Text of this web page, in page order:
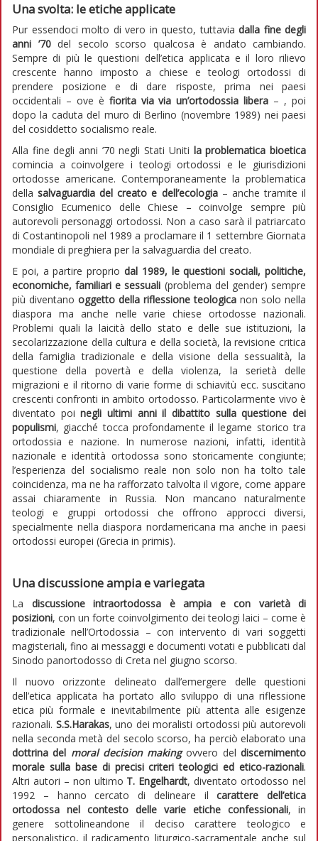
Una svolta: le etiche applicate
Pur essendoci molto di vero in questo, tuttavia dalla fine degli
anni ’70del secolo scorso qualcosa è andato cambiando.
Sempre di più le questioni dell’etica applicata e il loro rilievo
crescente hanno imposto a chiese e teologi ortodossi di
prendere posizione e di dare risposte, prima nei paesi
occidentali – ove è fiorita via via un’ortodossia libera – , poi
dopo la caduta del muro di Berlino (novembre 1989) nei paesi
del cosiddetto socialismo reale.
Alla fine degli anni ’70 negli Stati Uniti la problematica bioetica
comincia a coinvolgere i teologi ortodossi e le giurisdizioni
ortodosse americane. Contemporaneamente la problematica
dellasalvaguardia del creato e dell’ecologia– anche tramite il
Consiglio Ecumenico delle Chiese – coinvolge sempre più
autorevoli personaggi ortodossi. Non a caso sarà il patriarcato
di Costantinopoli nel 1989 a proclamare il 1 settembre Giornata
mondiale di preghiera per la salvaguardia del creato.
E poi, a partire proprio dal 1989, le questioni sociali, politiche,
economiche, familiari e sessuali (problema del gender) sempre
più diventano oggetto della riflessione teologica non solo nella
diaspora ma anche nelle varie chiese ortodosse nazionali.
Problemi quali la laicità dello stato e delle sue istituzioni, la
secolarizzazione della cultura e della società, la revisione critica
della famiglia tradizionale e della visione della sessualità, la
questione della povertà e della violenza, la serietà delle
migrazioni e il ritorno di varie forme di schiavitù ecc. suscitano
crescenti confronti in ambito ortodosso. Particolarmente vivo è
diventato poinegli ultimi anni il dibattito sulla questione dei
populismi, giacché tocca profondamente il legame storico tra
ortodossia e nazione. In numerose nazioni, infatti, identità
nazionale e identità ortodossa sono storicamente congiunte;
l’esperienza del socialismo reale non solo non ha tolto tale
coincidenza, ma ne ha rafforzato talvolta il vigore, come appare
assai chiaramente in Russia. Non mancano naturalmente
teologi e gruppi ortodossi che offrono approcci diversi,
specialmente nella diaspora nordamericana ma anche in paesi
ortodossi europei (Grecia in primis).
Una discussione ampia e variegata
La discussione intraortodossa è ampia e con varietà di
posizioni, con un forte coinvolgimento dei teologi laici – come è
tradizionale nell’Ortodossia – con intervento di vari soggetti
magisteriali, fino ai messaggi e documenti votati e pubblicati dal
Sinodo panortodosso di Creta nel giugno scorso.
Il nuovo orizzonte delineato dall’emergere delle questioni
dell’etica applicata ha portato allo sviluppo di una riflessione
etica più formale e inevitabilmente più attenta alle esigenze
razionali. S.S.Harakas, uno dei moralisti ortodossi più autorevoli
nella seconda metà del secolo scorso, ha perciò elaborato una
dottrina del moral decision makingovvero deldiscernimento
morale sulla base di precisi criteri teologici ed etico-razionali.
Altri autori – non ultimo T. Engelhardt, diventato ortodosso nel
1992 – hanno cercato di delineare ilcarattere dell’etica
ortodossa nel contesto delle varie etiche confessionali, in
genere sottolineandone il deciso carattere teologico e
personalistico, il radicamento liturgico-sacramentale anche sul